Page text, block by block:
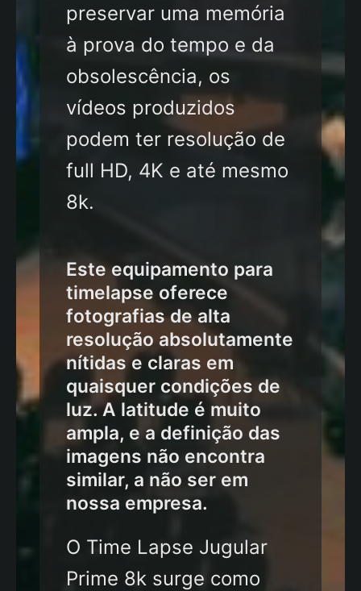
preservar uma memória
à prova do tempo e da
obsolescência, os
vídeos produzidos
podem ter resolução de
full HD, 4K e até mesmo
8k.
Este equipamento para
timelapse oferece
fotografias de alta
resolução absolutamente
nítidas e claras em
quaisquer condições de
luz. A latitude é muito
ampla, e a definição das
imagens não encontra
similar, a não ser em
nossa empresa.
O Time Lapse Jugular
Prime 8k surge como